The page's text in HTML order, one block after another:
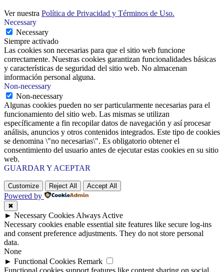
Ver nuestra Política de Privacidad y Términos de Uso.
Necessary
Necessary
Siempre activado
Las cookies son necesarias para que el sitio web funcione
correctamente. Nuestras cookies garantizan funcionalidades básicas
y características de seguridad del sitio web. No almacenan
información personal alguna.
Non-necessary
Non-necessary
Algunas cookies pueden no ser particularmente necesarias para el
funcionamiento del sitio web. Las mismas se utilizan
específicamente a fin recopilar datos de navegación y así procesar
análisis, anuncios y otros contenidos integrados. Este tipo de cookies
se denomina \"no necesarias\". Es obligatorio obtener el
consentimiento del usuario antes de ejecutar estas cookies en su sitio
web.
GUARDAR Y ACEPTAR
Customize Reject All Accept All
Powered by
✖
► Necessary Cookies Always Active
Necessary cookies enable essential site features like secure log-ins
and consent preference adjustments. They do not store personal
data.
None
► Functional Cookies Remark
Functional cookies support features like content sharing on social